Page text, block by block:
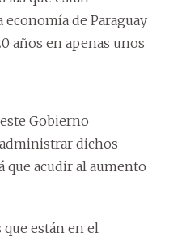
de Paraguay
años en apenas unos
Gobierno
dichos
que acudir al aumento
que están en el